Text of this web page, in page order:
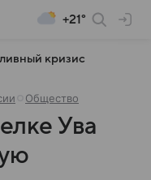
+21°
кризис
Общество
Ува